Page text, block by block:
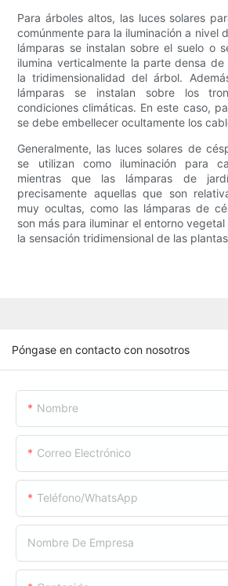
Para árboles altos, las luces solares
comúnmente para la iluminación a nivel
lámparas se instalan sobre el suelo o
ilumina verticalmente la parte densa
la tridimensionalidad del árbol.
lámparas se instalan sobre los
condiciones climáticas. En este caso,
se debe embellecer ocultamente los
Generalmente, las luces solares de
se utilizan como iluminación para
mientras que las lámparas de
precisamente aquellas que son
muy ocultas, como las lámparas de
son más para iluminar el entorno
la sensación tridimensional de las
Póngase en contacto con nosotros
Nombre
Correo Electrónico
Teléfono/WhatsApp
Nombre De Empresa